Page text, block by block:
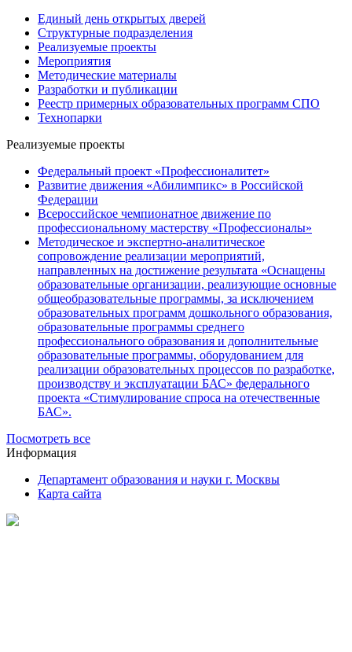
Единый день открытых дверей
Структурные подразделения
Реализуемые проекты
Мероприятия
Методические материалы
Разработки и публикации
Реестр примерных образовательных программ СПО
Технопарки
Реализуемые проекты
Федеральный проект «Профессионалитет»
Развитие движения «Абилимпикс» в Российской
Федерации
Всероссийское чемпионатное движение по
профессиональному мастерству «Профессионалы»
Методическое и экспертно-аналитическое
сопровождение реализации мероприятий,
направленных на достижение результата «Оснащены
образовательные организации, реализующие основные
общеобразовательные программы, за исключением
образовательных программ дошкольного образования,
образовательные программы среднего
профессионального образования и дополнительные
образовательные программы, оборудованием для
реализации образовательных процессов по разработке,
производству и эксплуатации БАС» федерального
проекта «Стимулирование спроса на отечественные
БАС».
Посмотреть все
Информация
Департамент образования и науки г. Москвы
Карта сайта